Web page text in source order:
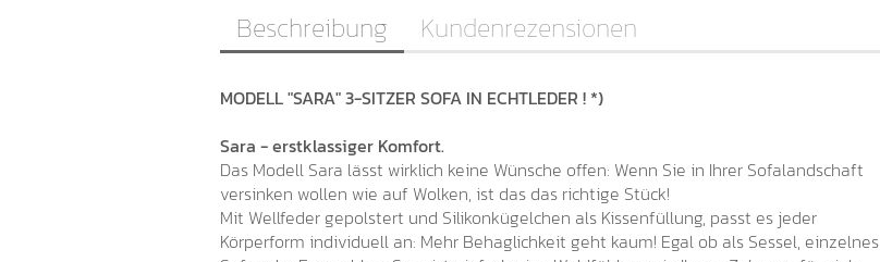
Beschreibung Kundenrezensionen
MODELL "SARA" 3-SITZER SOFA IN ECHTLEDER ! *)
Sara - erstklassiger Komfort.
Das Modell Sara lässt wirklich keine Wünsche offen: Wenn Sie in Ihrer Sofalandschaft
versinken wollen wie auf Wolken, ist das das richtige Stück!
Mit Wellfeder gepolstert und Silikonkügelchen als Kissenfüllung, passt es jeder
Körperform individuell an: Mehr Behaglichkeit geht kaum! Egal ob als Sessel, einzelnes